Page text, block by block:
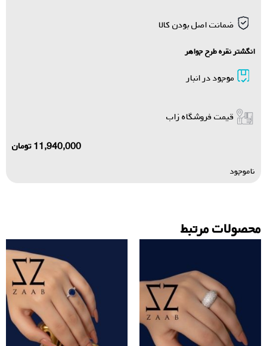
ضمانت اصل بودن کالا
انگشتر نقره طرح جواهر
موجود در انبار
قیمت فروشگاه زاب
11,940,000تومان
ناموجود
محصولات مرتبط